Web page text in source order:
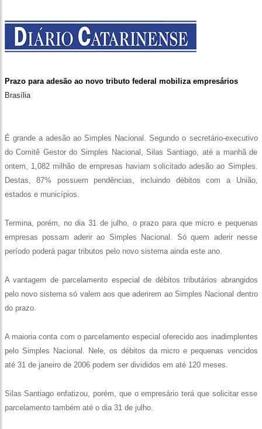
Prazo para adesão ao novo tributo federal mobiliza empresários
Brasília
É grande a adesão ao Simples Nacional. Segundo o secretário-executivo
do Comitê Gestor do Simples Nacional, Silas Santiago, até a manhã de
ontem, 1,082 milhão de empresas haviam solicitado adesão ao Simples.
Destas, 87% possuem pendências, incluindo débitos com a União,
estados e municípios.
Termina, porém, no dia 31 de julho, o prazo para que micro e pequenas
empresas possam aderir ao Simples Nacional. Só quem aderir nesse
período poderá pagar tributos pelo novo sistema ainda este ano.
A vantagem de parcelamento especial de débitos tributários abrangidos
pelo novo sistema só valem aos que aderirem ao Simples Nacional dentro
do prazo.
A maioria conta com o parcelamento especial oferecido aos inadimplentes
pelo Simples Nacional. Nele, os débitos da micro e pequenas vencidos
até 31 de janeiro de 2006 podem ser divididos em até 120 meses.
Silas Santiago enfatizou, porém, que o empresário terá que solicitar esse
parcelamento também até o dia 31 de julho.